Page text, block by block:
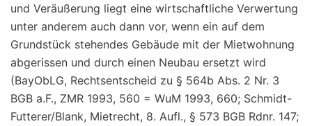
und Veräußerung liegt eine wirtschaftliche Verwertung
unter anderem auch dann vor, wenn ein auf dem
Grundstück stehendes Gebäude mit der Mietwohnung
abgerissen und durch einen Neubau ersetzt wird
(BayObLG, Rechtsentscheid zu § 564b Abs. 2 Nr. 3
BGB a.F., ZMR 1993, 560 = WuM 1993, 660; Schmidt-
Futterer/Blank, Mietrecht, 8. Aufl., § 573 BGB Rdnr. 147;